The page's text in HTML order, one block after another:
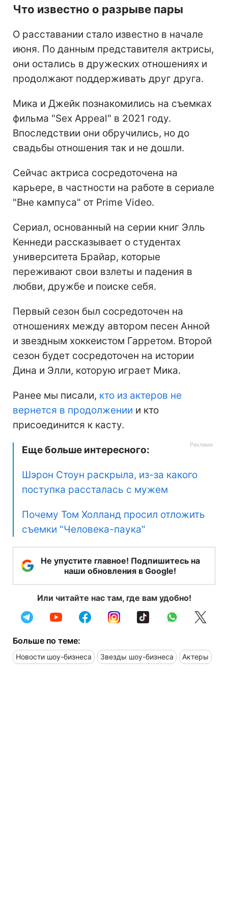
Что известно о разрыве пары
О расставании стало известно в начале
июня. По данным представителя актрисы,
они остались в дружеских отношениях и
продолжают поддерживать друг друга.
Мика и Джейк познакомились на съемках
фильма "Sex Appeal" в 2021 году.
Впоследствии они обручились, но до
свадьбы отношения так и не дошли.
Сейчас актриса сосредоточена на
карьере, в частности на работе в сериале
"Вне кампуса" от Prime Video.
Сериал, основанный на серии книг Элль
Кеннеди рассказывает о студентах
университета Брайар, которые
переживают свои взлеты и падения в
любви, дружбе и поиске себя.
Первый сезон был сосредоточен на
отношениях между автором песен Анной
и звездным хоккеистом Гарретом. Второй
сезон будет сосредоточен на истории
Дина и Элли, которую играет Мика.
Ранее мы писали, кто из актеров не
вернется в продолжении и кто
присоединится к касту.
Еще больше интересного:
Шэрон Стоун раскрыла, из-за какого
поступка рассталась с мужем
Почему Том Холланд просил отложить
съемки "Человека-паука"
Не упустите главное! Подпишитесь на
наши обновления в Google!
Или читайте нас там, где вам удобно!
Больше по теме:
Новости шоу-бизнеса Звезды шоу-бизнеса Актеры